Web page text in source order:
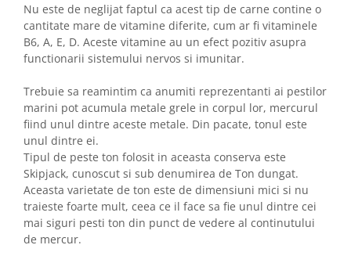
Nu este de neglijat faptul ca acest tip de carne contine o
cantitate mare de vitamine diferite, cum ar fi vitaminele
B6, A, E, D. Aceste vitamine au un efect pozitiv asupra
functionarii sistemului nervos si imunitar.
Trebuie sa reamintim ca anumiti reprezentanti ai pestilor
marini pot acumula metale grele in corpul lor, mercurul
fiind unul dintre aceste metale. Din pacate, tonul este
unul dintre ei.
Tipul de peste ton folosit in aceasta conserva este
Skipjack, cunoscut si sub denumirea de Ton dungat.
Aceasta varietate de ton este de dimensiuni mici si nu
traieste foarte mult, ceea ce il face sa fie unul dintre cei
mai siguri pesti ton din punct de vedere al continutului
de mercur.